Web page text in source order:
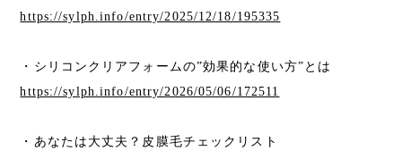
https://sylph.info/entry/2025/12/18/195335
・シリコンクリアフォームの”効果的な使い方”とは
https://sylph.info/entry/2026/05/06/172511
・あなたは大丈夫？皮膜毛チェックリスト